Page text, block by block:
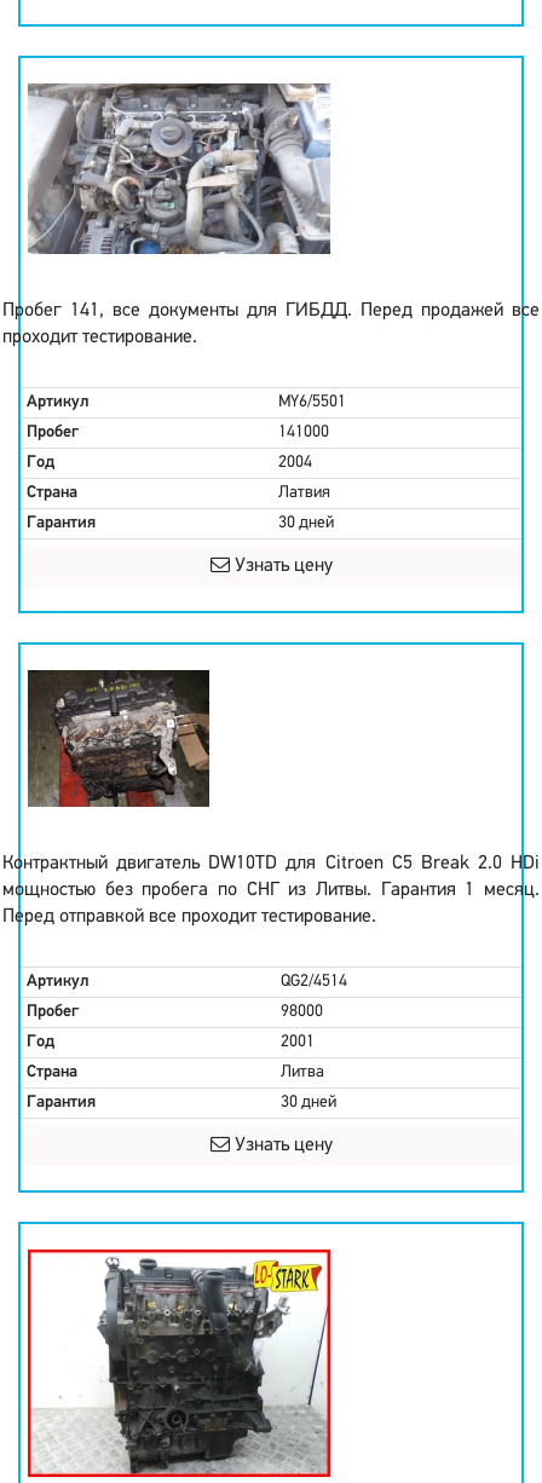
Пробег 141, все документы для ГИБДД. Перед продажей все
проходит тестирование.
Артикул
MY6/5501
Пробег
141000
Год
2004
Страна
Латвия
Гарантия
30 дней
Узнать цену
Контрактный двигатель DW10TD для Citroen C5 Break 2.0 HDi
мощностью без пробега по СНГ из Литвы. Гарантия 1 месяц.
Перед отправкой все проходит тестирование.
Артикул
QG2/4514
Пробег
98000
Год
2001
Страна
Литва
Гарантия
30 дней
Узнать цену